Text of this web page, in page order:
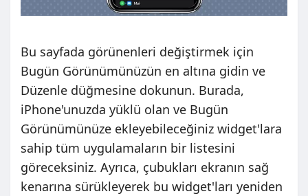
Bu sayfada görünenleri değiştirmek için
Bugün Görünümünüzün en altına gidin ve
Düzenle düğmesine dokunun. Burada,
iPhone'unuzda yüklü olan ve Bugün
Görünümünüze ekleyebileceğiniz widget'lara
sahip tüm uygulamaların bir listesini
göreceksiniz. Ayrıca, çubukları ekranın sağ
kenarına sürükleyerek bu widget'ları yeniden